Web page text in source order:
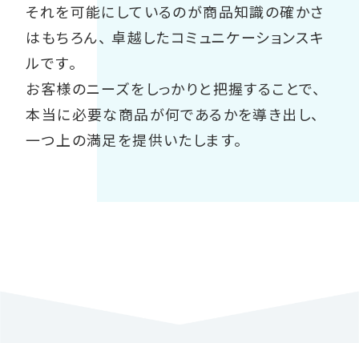
それを可能にしているのが商品知識の確かさ
はもちろん、 卓越したコミュニケーションスキ
ルです。
お客様のニーズをしっかりと把握することで、
本当に必要な商品が何であるかを導き出し、
一つ上の満足を提供いたします。